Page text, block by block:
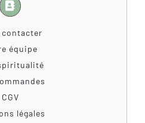
contacter
équipe
CGV
légales